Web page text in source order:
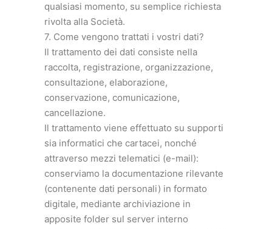
qualsiasi momento, su semplice richiesta
rivolta alla Società.
7. Come vengono trattati i vostri dati?
Il trattamento dei dati consiste nella
raccolta, registrazione, organizzazione,
consultazione, elaborazione,
conservazione, comunicazione,
cancellazione.
Il trattamento viene effettuato su supporti
sia informatici che cartacei, nonché
attraverso mezzi telematici (e-mail):
conserviamo la documentazione rilevante
(contenente dati personali) in formato
digitale, mediante archiviazione in
apposite folder sul server interno